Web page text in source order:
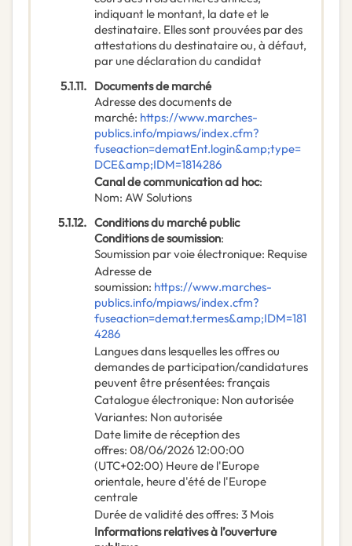
indiquant le montant, la date et le
destinataire. Elles sont prouvées par des
attestations du destinataire ou, à défaut,
par une déclaration du candidat
5.1.11. Documents de marché
Adresse des documents de
marché: https://www.marches-
publics.info/mpiaws/index.cfm?
fuseaction=dematEnt.login&amp;type=
DCE&amp;IDM=1814286
Canal de communication ad hoc:
Nom: AW Solutions
5.1.12. Conditions du marché public
Conditions de soumission:
Soumission par voie électronique: Requise
Adresse de
soumission: https://www.marches-
publics.info/mpiaws/index.cfm?
fuseaction=demat.termes&amp;IDM=181
4286
Langues dans lesquelles les offres ou
demandes de participation/candidatures
peuvent être présentées: français
Catalogue électronique: Non autorisée
Variantes: Non autorisée
Date limite de réception des
offres: 08/06/202612:00:00
(UTC+02:00) Heure de l'Europe
orientale, heure d'été de l'Europe
centrale
Durée de validité des offres: 3 Mois
Informations relatives à l’ouverture